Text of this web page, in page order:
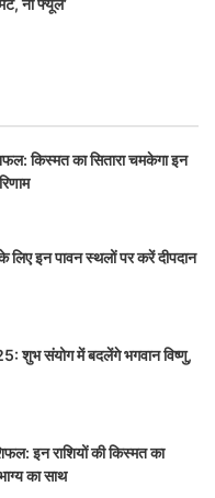
किस्मत का सितारा चमकेगा इन
लिए इन पावन स्थलों पर करें दीपदान
शुभ संयोग में बदलेंगे भगवान विष्णु,
इन राशियों की किस्मत का
का साथ